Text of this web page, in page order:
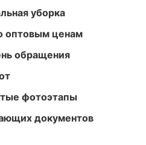
уборка
оптовым ценам
обращения
фотоэтапы
документов